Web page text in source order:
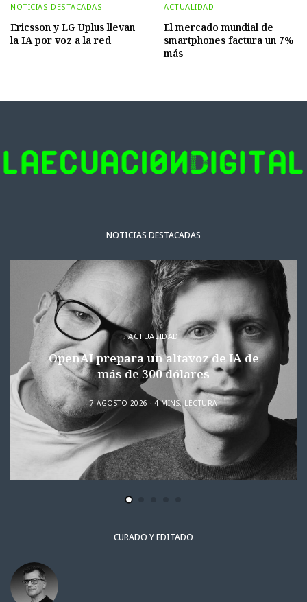
NOTICIAS DESTACADAS
Ericsson y LG Uplus llevan
la IA por voz a la red
ACTUALIDAD
El mercado mundial de
smartphones factura un 7%
más
NOTICIAS DESTACADAS
ACTUALIDAD
OpenAI prepara un altavoz de IA de
más de 300 dólares
7 AGOSTO 2026 4 MINS. LECTURA
CURADO Y EDITADO